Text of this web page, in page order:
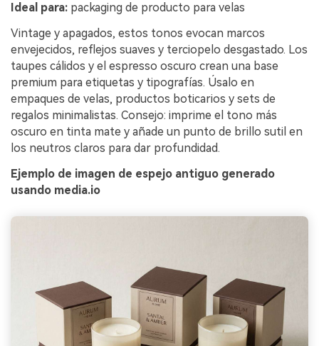
Ideal para: packaging de producto para velas
Vintage y apagados, estos tonos evocan marcos
envejecidos, reflejos suaves y terciopelo desgastado. Los
taupes cálidos y el espresso oscuro crean una base
premium para etiquetas y tipografías. Úsalo en
empaques de velas, productos boticarios y sets de
regalos minimalistas. Consejo: imprime el tono más
oscuro en tinta mate y añade un punto de brillo sutil en
los neutros claros para dar profundidad.
Ejemplo de imagen de espejo antiguo generado
usando media.io